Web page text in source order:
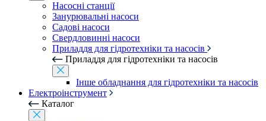
Насосні станції
Занурювальні насоси
Садові насоси
Свердловинні насоси
Приладдя для гідротехніки та насосів
Приладдя для гідротехніки та насосів
Інше обладнання для гідротехніки та насосів
Електроінструмент
Каталог